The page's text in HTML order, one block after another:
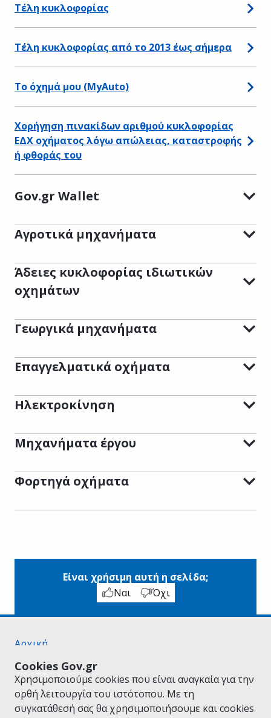
Cookies Gov.gr
Χρησιμοποιούμε cookies που είναι αναγκαία για την
ορθή λειτουργία του ιστότοπου. Με τη
συγκατάθεσή σας θα χρησιμοποιήσουμε και cookies
Τέλη κυκλοφορίας
Τέλη κυκλοφορίας από το 2013 έως σήμερα
Το όχημά μου (MyAuto)
Χορήγηση πινακίδων αριθμού κυκλοφορίας
ΕΔΧ οχήματος λόγω απώλειας, καταστροφής
ή φθοράς του
Gov.gr Wallet
Αγροτικά μηχανήματα
Άδειες κυκλοφορίας ιδιωτικών
οχημάτων
Γεωργικά μηχανήματα
Επαγγελματικά οχήματα
Ηλεκτροκίνηση
Μηχανήματα έργου
Φορτηγά οχήματα
Είναι χρήσιμη αυτή η σελίδα;
Ναι
Όχι
Αρχική
Όροι Χρήσης
Πολιτική Απορρήτου
Δήλωση προσβασιμότητας